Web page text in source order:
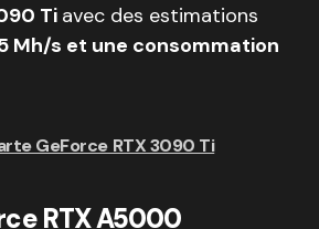
Ti avec des estimations
Mh/s et une consommation
GeForce RTX 3090 Ti
RTX A5000